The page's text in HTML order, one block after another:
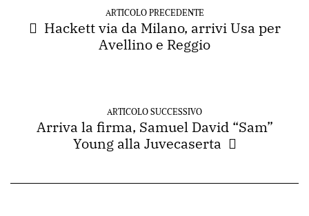
ARTICOLO PRECEDENTE
Hackett via da Milano, arrivi Usa per
Avellino e Reggio
ARTICOLO SUCCESSIVO
Arriva la firma, Samuel David “Sam”
Young alla Juvecaserta